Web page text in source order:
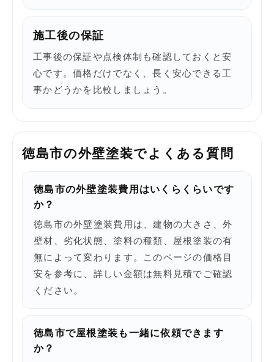
施工後の保証
工事後の保証や点検体制も確認しておくと安
心です。価格だけでなく、長く安心できる工
事かどうかを比較しましょう。
徳島市の外壁塗装でよくある質問
徳島市の外壁塗装費用はいくらくらいです
か？
徳島市の外壁塗装費用は、建物の大きさ、外
壁材、劣化状態、塗料の種類、屋根塗装の有
無によって変わります。このページの価格目
安を参考に、詳しい金額は無料見積でご確認
ください。
徳島市で屋根塗装も一緒に依頼できます
か？